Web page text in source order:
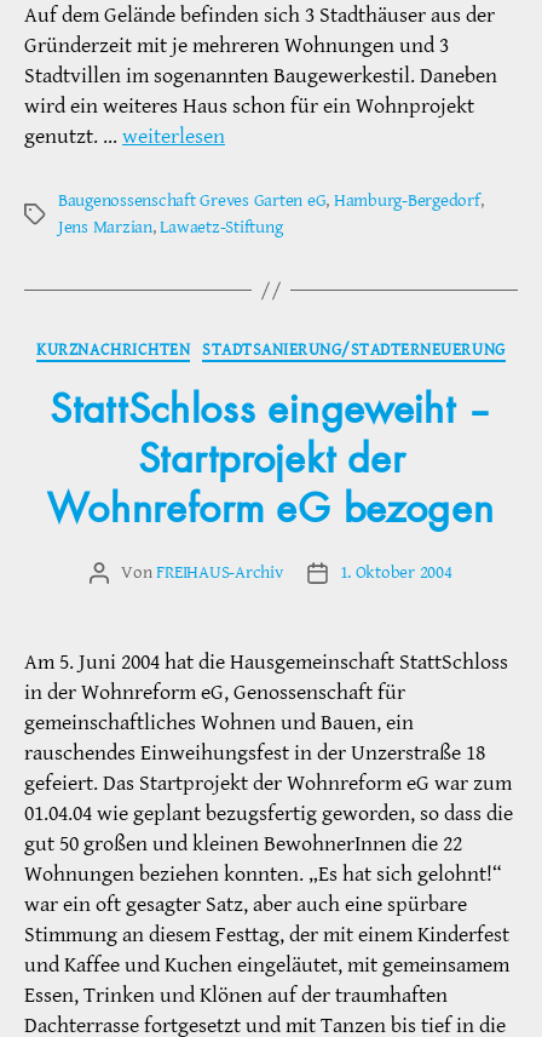
Auf dem Gelände befinden sich 3 Stadthäuser aus der
Gründerzeit mit je mehreren Wohnungen und 3
Stadtvillen im sogenannten Baugewerkestil. Daneben
wird ein weiteres Haus schon für ein Wohnprojekt
genutzt. … weiterlesen
Schlagwörter
Baugenossenschaft Greves Garten eG, Hamburg-Bergedorf,
Jens Marzian,Lawaetz-Stiftung
Kategorien
KURZNACHRICHTEN STADTSANIERUNG/STADTERNEUERUNG
StattSchloss eingeweiht –
Startprojekt der
Wohnreform eG bezogen
Beitragsautor
VonFREIHAUS-Archiv Veröffentlichungsdatum
1. Oktober 2004
Am 5. Juni 2004 hat die Hausgemeinschaft StattSchloss
in der Wohnreform eG, Genossenschaft für
gemeinschaftliches Wohnen und Bauen, ein
rauschendes Einweihungsfest in der Unzerstraße 18
gefeiert. Das Startprojekt der Wohnreform eG war zum
01.04.04 wie geplant bezugsfertig geworden, so dass die
gut 50 großen und kleinen BewohnerInnen die 22
Wohnungen beziehen konnten. „Es hat sich gelohnt!“
war ein oft gesagter Satz, aber auch eine spürbare
Stimmung an diesem Festtag, der mit einem Kinderfest
und Kaffee und Kuchen eingeläutet, mit gemeinsamem
Essen, Trinken und Klönen auf der traumhaften
Dachterrasse fortgesetzt und mit Tanzen bis tief in die